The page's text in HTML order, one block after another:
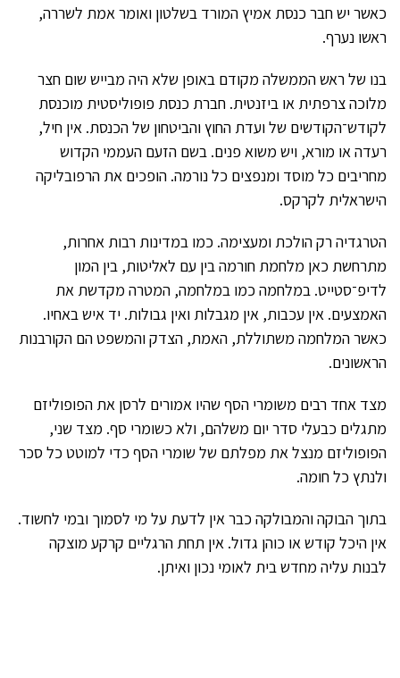
כאשר יש חבר כנסת אמיץ המורד בשלטון ואומר אמת לשררה,
ראשו נערף.
בנו של ראש הממשלה מקודם באופן שלא היה מבייש שום חצר
מלוכה צרפתית או ביזנטית. חברת כנסת פופוליסטית מוכנסת
לקודש־הקודשים של ועדת החוץ והביטחון של הכנסת. אין חיל,
רעדה או מורא, ויש משוא פנים. בשם הזעם העממי הקדוש
מחריבים כל מוסד ומנפצים כל נורמה. הופכים את הרפובליקה
הישראלית לקרקס.
הטרגדיה רק הולכת ומעצימה. כמו במדינות רבות אחרות,
מתרחשת כאן מלחמת חורמה בין עם לאליטות, בין המון
לדיפ־סטייט. במלחמה כמו במלחמה, המטרה מקדשת את
האמצעים. אין עכבות, אין מגבלות ואין גבולות. יד איש באחיו.
כאשר המלחמה משתוללת, האמת, הצדק והמשפט הם הקורבנות
הראשונים.
מצד אחד רבים משומרי הסף שהיו אמורים לרסן את הפופוליזם
מתגלים כבעלי סדר יום משלהם, ולא כשומרי סף. מצד שני,
הפופוליזם מנצל את מפלתם של שומרי הסף כדי למוטט כל סכר
ולנתץ כל חומה.
בתוך הבוקה והמבולקה כבר אין לדעת על מי לסמוך ובמי לחשוד.
אין היכל קודש או כוהן גדול. אין תחת הרגליים קרקע מוצקה
לבנות עליה מחדש בית לאומי נכון ואיתן.